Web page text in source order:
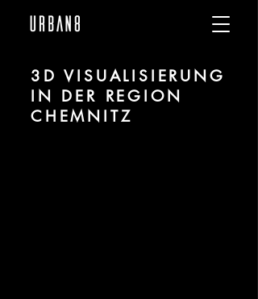
3D VISUALISIERUNG
IN DER REGION
CHEMNITZ